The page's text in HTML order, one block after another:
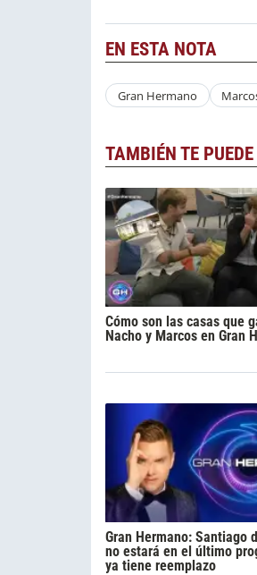
EN ESTA NOTA
Gran Hermano
TAMBIÉN TE
Cómo son las casas que
Nacho y Marcos en Gran
Gran Hermano: Santiago
no estará en el último
ya tiene reemplazo